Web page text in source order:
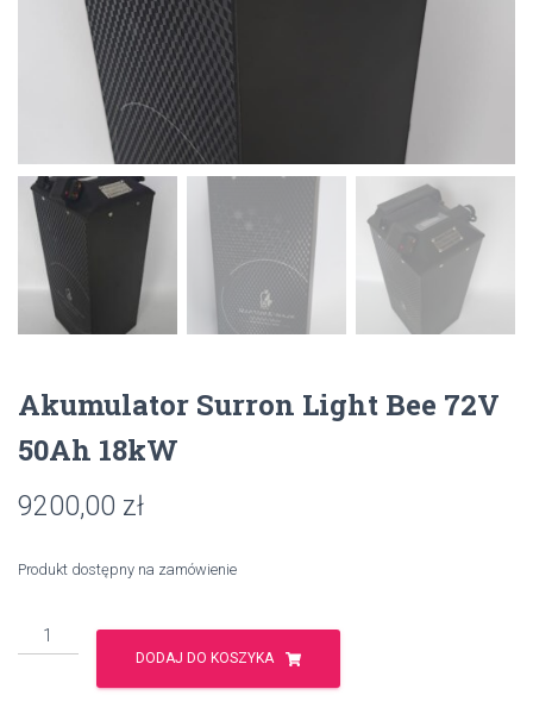
Akumulator Surron Light Bee 72V
50Ah 18kW
9200,00 zł
Produkt dostępny na zamówienie
ilość
Akumulator
DODAJ DO KOSZYKA